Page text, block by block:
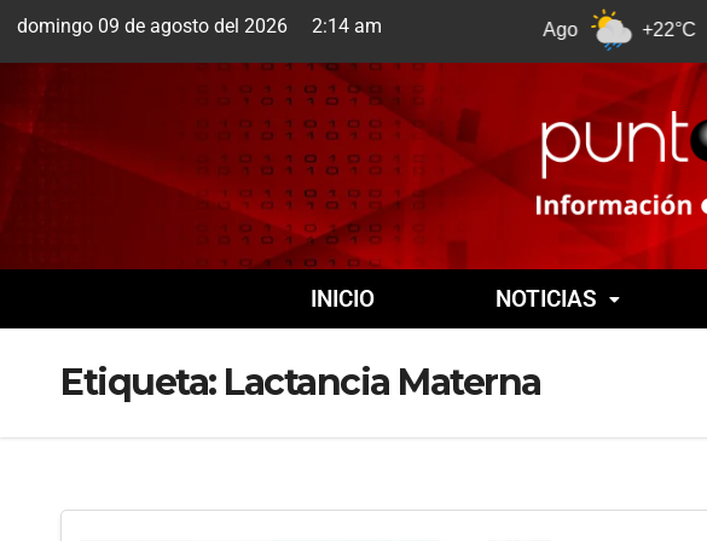
domingo 09 de agosto del 2026 2:14 am
Cuernavaca +22°C
INICIO NOTICIAS
Etiqueta: Lactancia Materna